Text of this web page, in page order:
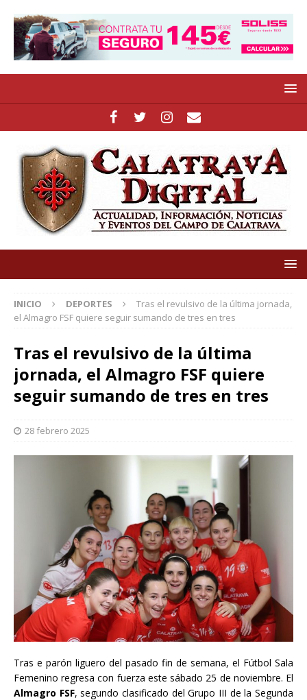
INICIO DEPORTES
Tras el revulsivo de la última jornada,
el Almagro FSF quiere seguir sumando de tres en tres
Tras el revulsivo de la última
jornada, el Almagro FSF quiere
seguir sumando de tres en tres
28 febrero 2025
Tras e parón liguero del pasado fin de semana, el Fútbol Sala
Femenino regresa con fuerza este sábado 25 de noviembre. El
Almagro FSF, segundo clasificado del Grupo III de la Segunda